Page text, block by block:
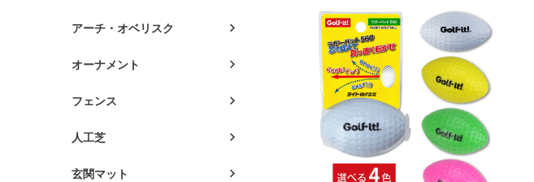
アーチ・オベリスク
オーナメント
フェンス
人工芝
玄関マット